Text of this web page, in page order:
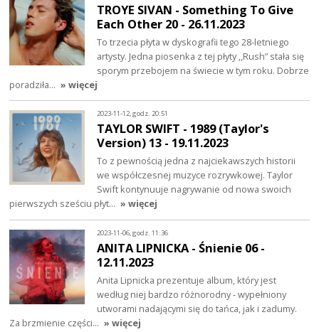
TROYE SIVAN - Something To Give
Each Other 20 - 26.11.2023
To trzecia płyta w dyskografii tego 28-letniego
artysty. Jedna piosenka z tej płyty ,,Rush” stała się
sporym przebojem na świecie w tym roku. Dobrze
poradziła… » więcej
2023-11-12, godz. 20:51
TAYLOR SWIFT - 1989 (Taylor's
Version) 13 - 19.11.2023
To z pewnością jedna z najciekawszych historii
we współczesnej muzyce rozrywkowej. Taylor
Swift kontynuuje nagrywanie od nowa swoich
pierwszych sześciu płyt… » więcej
2023-11-06, godz. 11:36
ANITA LIPNICKA - Śnienie 06 -
12.11.2023
Anita Lipnicka prezentuje album, który jest
według niej bardzo różnorodny - wypełniony
utworami nadającymi się do tańca, jak i zadumy.
Za brzmienie części… » więcej